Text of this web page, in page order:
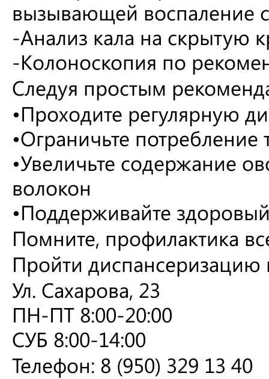
вызывающей воспаление
-Анализ кала на скрытую
-Колоноскопия по
Следуя простым
•Проходите регулярную
•Ограничьте потребление
•Увеличьте содержание
волокон
•Поддерживайте
Помните, профилактика
Пройти диспансеризацию
Ул. Сахарова, 23
ПН-ПТ 8:00-20:00
СУБ 8:00-14:00
Телефон: 8 (950) 329 13 40